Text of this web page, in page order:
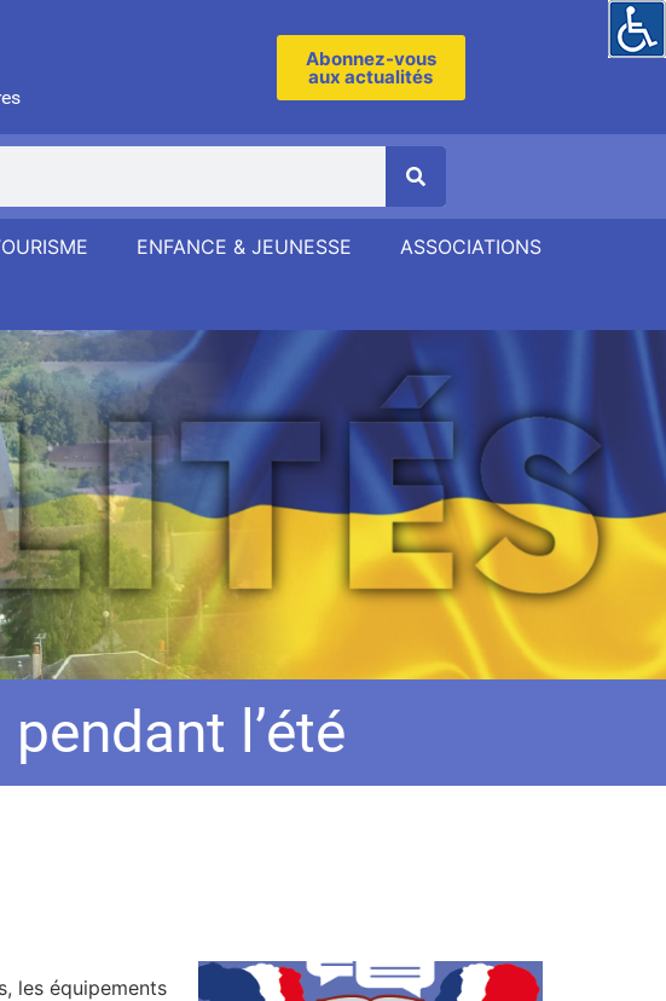
Abonnez-vous
aux actualités
ENFANCE & JEUNESSE ASSOCIATIONS
l’été
les équipements